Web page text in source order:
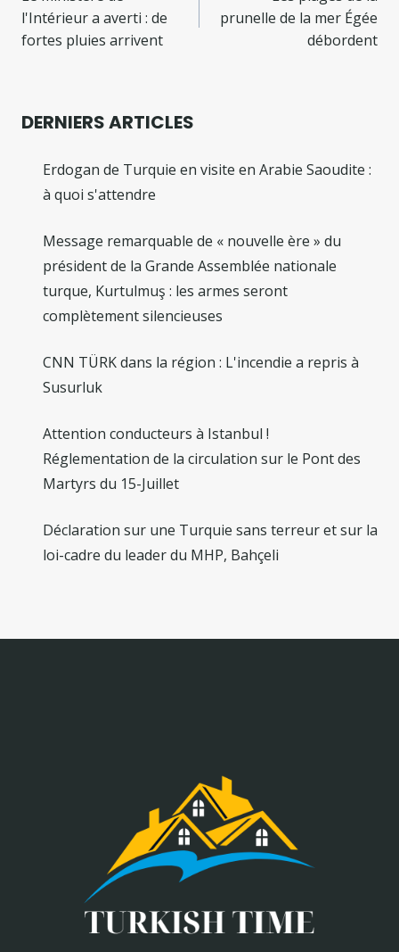
l’article
l'Intérieur a averti : de
fortes pluies arrivent
prunelle de la mer Égée
débordent
DERNIERS ARTICLES
Erdogan de Turquie en visite en Arabie Saoudite :
à quoi s'attendre
Message remarquable de « nouvelle ère » du
président de la Grande Assemblée nationale
turque, Kurtulmuş : les armes seront
complètement silencieuses
CNN TÜRK dans la région : L'incendie a repris à
Susurluk
Attention conducteurs à Istanbul !
Réglementation de la circulation sur le Pont des
Martyrs du 15-Juillet
Déclaration sur une Turquie sans terreur et sur la
loi-cadre du leader du MHP, Bahçeli